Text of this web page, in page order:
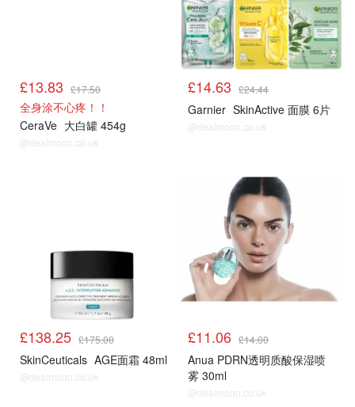
£13.83 £17.50
全身涂不心疼！！
CeraVe 大白罐 454g
@dealmoon.co.uk
£14.63 £24.44
Garnier SkinActive 面膜 6片
@dealmoon.co.uk
£138.25 £175.00
SkinCeuticals AGE面霜 48ml
@dealmoon.co.uk
£11.06 £14.00
Anua PDRN透明质酸保湿喷
雾 30ml
@dealmoon.co.uk